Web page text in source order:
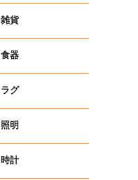
雑貨
食器
ラグ
照明
時計